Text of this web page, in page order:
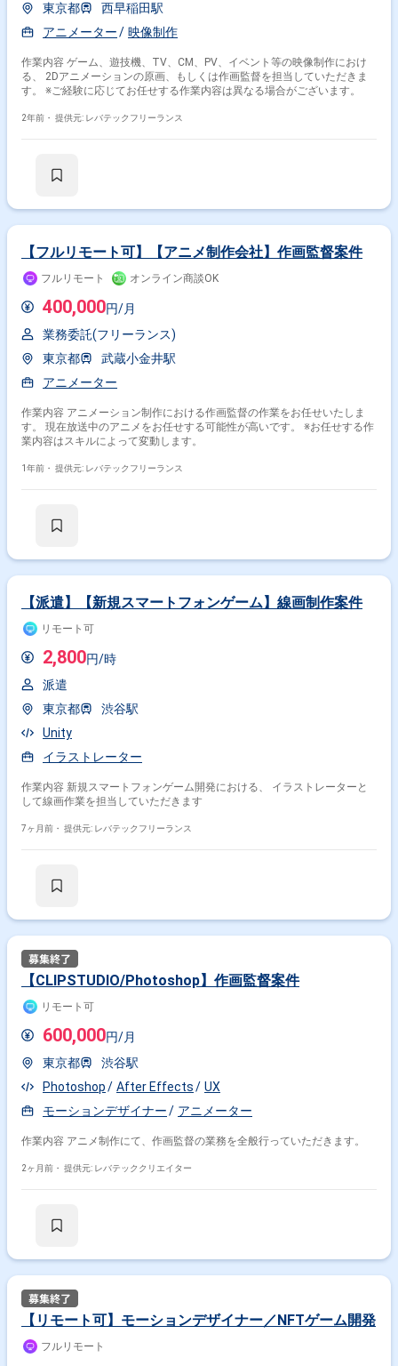
います。現在はアニメスタジオやIPホルダーと共にPoCを推進中です。 ■
募集背景 アニメの制作現場が抱える国内アニメーターの減少や過重労働、
海外委託への依存といった深刻な課題を解決するため、開発したシステム
す。スタジオごとに制作OSを最適化し、現場に伴走できる人材を募集しま
す。
東京都
西早稲田駅
アニメーター
映像制作
作業内容 ゲーム、遊技機、TV、CM、PV、イベント等の映像制作におけ
る、 2Dアニメーションの原画、もしくは作画監督を担当していただきま
す。 ※ご経験に応じてお任せする作業内容は異なる場合がございます。
2年前・ 提供元: レバテックフリーランス
【フルリモート可】【アニメ制作会社】作画監督案件
フルリモート オンライン商談OK
400,000円/月
業務委託(フリーランス)
東京都
武蔵小金井駅
アニメーター
作業内容 アニメーション制作における作画監督の作業をお任せいたしま
す。 現在放送中のアニメをお任せする可能性が高いです。 ※お任せする作
業内容はスキルによって変動します。
1年前・ 提供元: レバテックフリーランス
【派遣】【新規スマートフォンゲーム】線画制作案件
リモート可
2,800円/時
派遣
東京都
渋谷駅
Unity
イラストレーター
作業内容 新規スマートフォンゲーム開発における、 イラストレーターと
して線画作業を担当していただきます
7ヶ月前・ 提供元: レバテックフリーランス
【CLIPSTUDIO/Photoshop】作画監督案件
リモート可
600,000円/月
東京都
渋谷駅
Photoshop
After Effects
UX
モーションデザイナー
アニメーター
作業内容 アニメ制作にて、作画監督の業務を全般行っていただきます。
2ヶ月前・ 提供元: レバテッククリエイター
【リモート可】モーションデザイナー／NFTゲーム開発
フルリモート